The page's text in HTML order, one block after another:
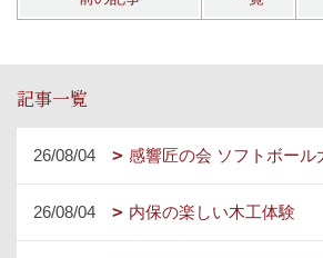
記事一覧
26/08/04 感響匠の会 ソフトボール
26/08/04 内保の楽しい木工体験